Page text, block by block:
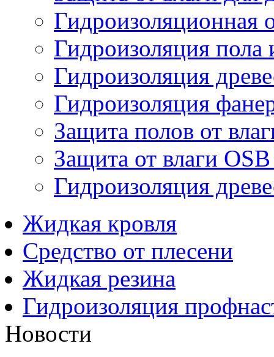
Гидроизоляционная
Гидроизоляция пола
Гидроизоляция
Гидроизоляция
Защита полов от
Защита от влаги
Гидроизоляция
Жидкая кровля
Средство от плесени
Жидкая резина
Гидроизоляция
Новости